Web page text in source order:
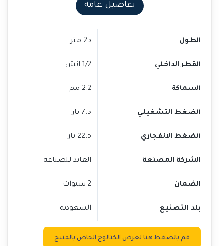
تفاصيل عامة
الطول 25 متر
القطر الداخلي 1/2 انش
السماكة 2.2 مم
الضغط التشغيلي 7.5 بار
الضغط الانفجاري 22.5 بار
الشركة المصنعة العايد للصناعة
الضمان 2 سنوات
بلد التصنيع السعودية
قم بالضغط هنا لعرض الكتالوج الخاص بالمنتج